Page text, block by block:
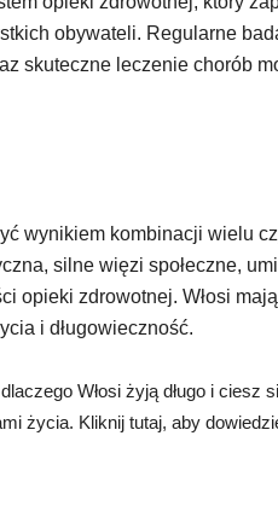
obywateli. Regularne
skuteczne leczenie chorób
wynikiem kombinacji wielu
silne więzi społeczne,
opieki zdrowotnej. Włosi
i długowieczność.
Włosi żyją długo i
życia. Kliknij tutaj, aby